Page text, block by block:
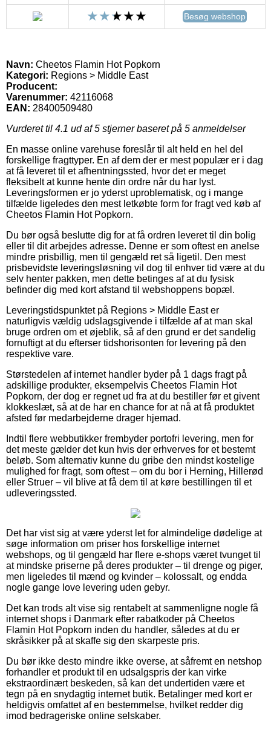
Besøg webshop
Navn: Cheetos Flamin Hot Popkorn
Kategori: Regions > Middle East
Producent:
Varenummer: 42116068
EAN: 28400509480
Vurderet til 4.1 ud af 5 stjerner baseret på 5 anmeldelser
En masse online varehuse foreslår til alt held en hel del
forskellige fragttyper. En af dem der er mest populær er i dag
at få leveret til et afhentningssted, hvor det er meget
fleksibelt at kunne hente din ordre når du har lyst.
Leveringsformen er jo yderst uproblematisk, og i mange
tilfælde ligeledes den mest letkøbte form for fragt ved køb af
Cheetos Flamin Hot Popkorn.
Du bør også beslutte dig for at få ordren leveret til din bolig
eller til dit arbejdes adresse. Denne er som oftest en anelse
mindre prisbillig, men til gengæld ret så ligetil. Den mest
prisbevidste leveringsløsning vil dog til enhver tid være at du
selv henter pakken, men dette betinges af at du fysisk
befinder dig med kort afstand til webshoppens bopæl.
Leveringstidspunktet på Regions > Middle East er
naturligvis vældig udslagsgivende i tilfælde af at man skal
bruge ordren om et øjeblik, så af den grund er det sandelig
fornuftigt at du efterser tidshorisonten for levering på den
respektive vare.
Størstedelen af internet handler byder på 1 dags fragt på
adskillige produkter, eksempelvis Cheetos Flamin Hot
Popkorn, der dog er regnet ud fra at du bestiller før et givent
klokkeslæt, så at de har en chance for at nå at få produktet
afsted før medarbejderne drager hjemad.
Indtil flere webbutikker frembyder portofri levering, men for
det meste gælder det kun hvis der erhverves for et bestemt
beløb. Som alternativ kunne du gribe den mindst kostelige
mulighed for fragt, som oftest – om du bor i Herning, Hillerød
eller Struer – vil blive at få dem til at køre bestillingen til et
udleveringssted.
Det har vist sig at være yderst let for almindelige dødelige at
søge information om priser hos forskellige internet
webshops, og til gengæld har flere e-shops været tvunget til
at mindske priserne på deres produkter – til drenge og piger,
men ligeledes til mænd og kvinder – kolossalt, og endda
nogle gange love levering uden gebyr.
Det kan trods alt vise sig rentabelt at sammenligne nogle få
internet shops i Danmark efter rabatkoder på Cheetos
Flamin Hot Popkorn inden du handler, således at du er
skråsikker på at skaffe sig den skarpeste pris.
Du bør ikke desto mindre ikke overse, at såfremt en netshop
forhandler et produkt til en udsalgspris der kan virke
ekstraordinært beskeden, så kan det undertiden være et
tegn på en snydagtig internet butik. Betalinger med kort er
heldigvis omfattet af en bestemmelse, hvilket redder dig
imod bedrageriske online selskaber.